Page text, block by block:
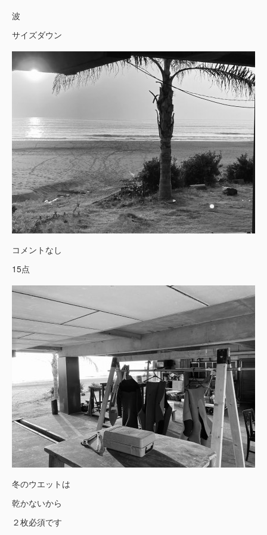
波
サイズダウン
コメントなし
15点
冬のウエットは
乾かないから
２枚必須です